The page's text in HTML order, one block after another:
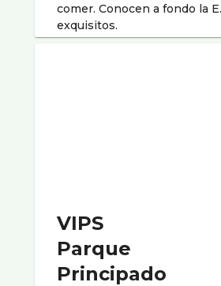
comer. Conocen a fondo la
exquisitos.
VIPS
Parque
Principado